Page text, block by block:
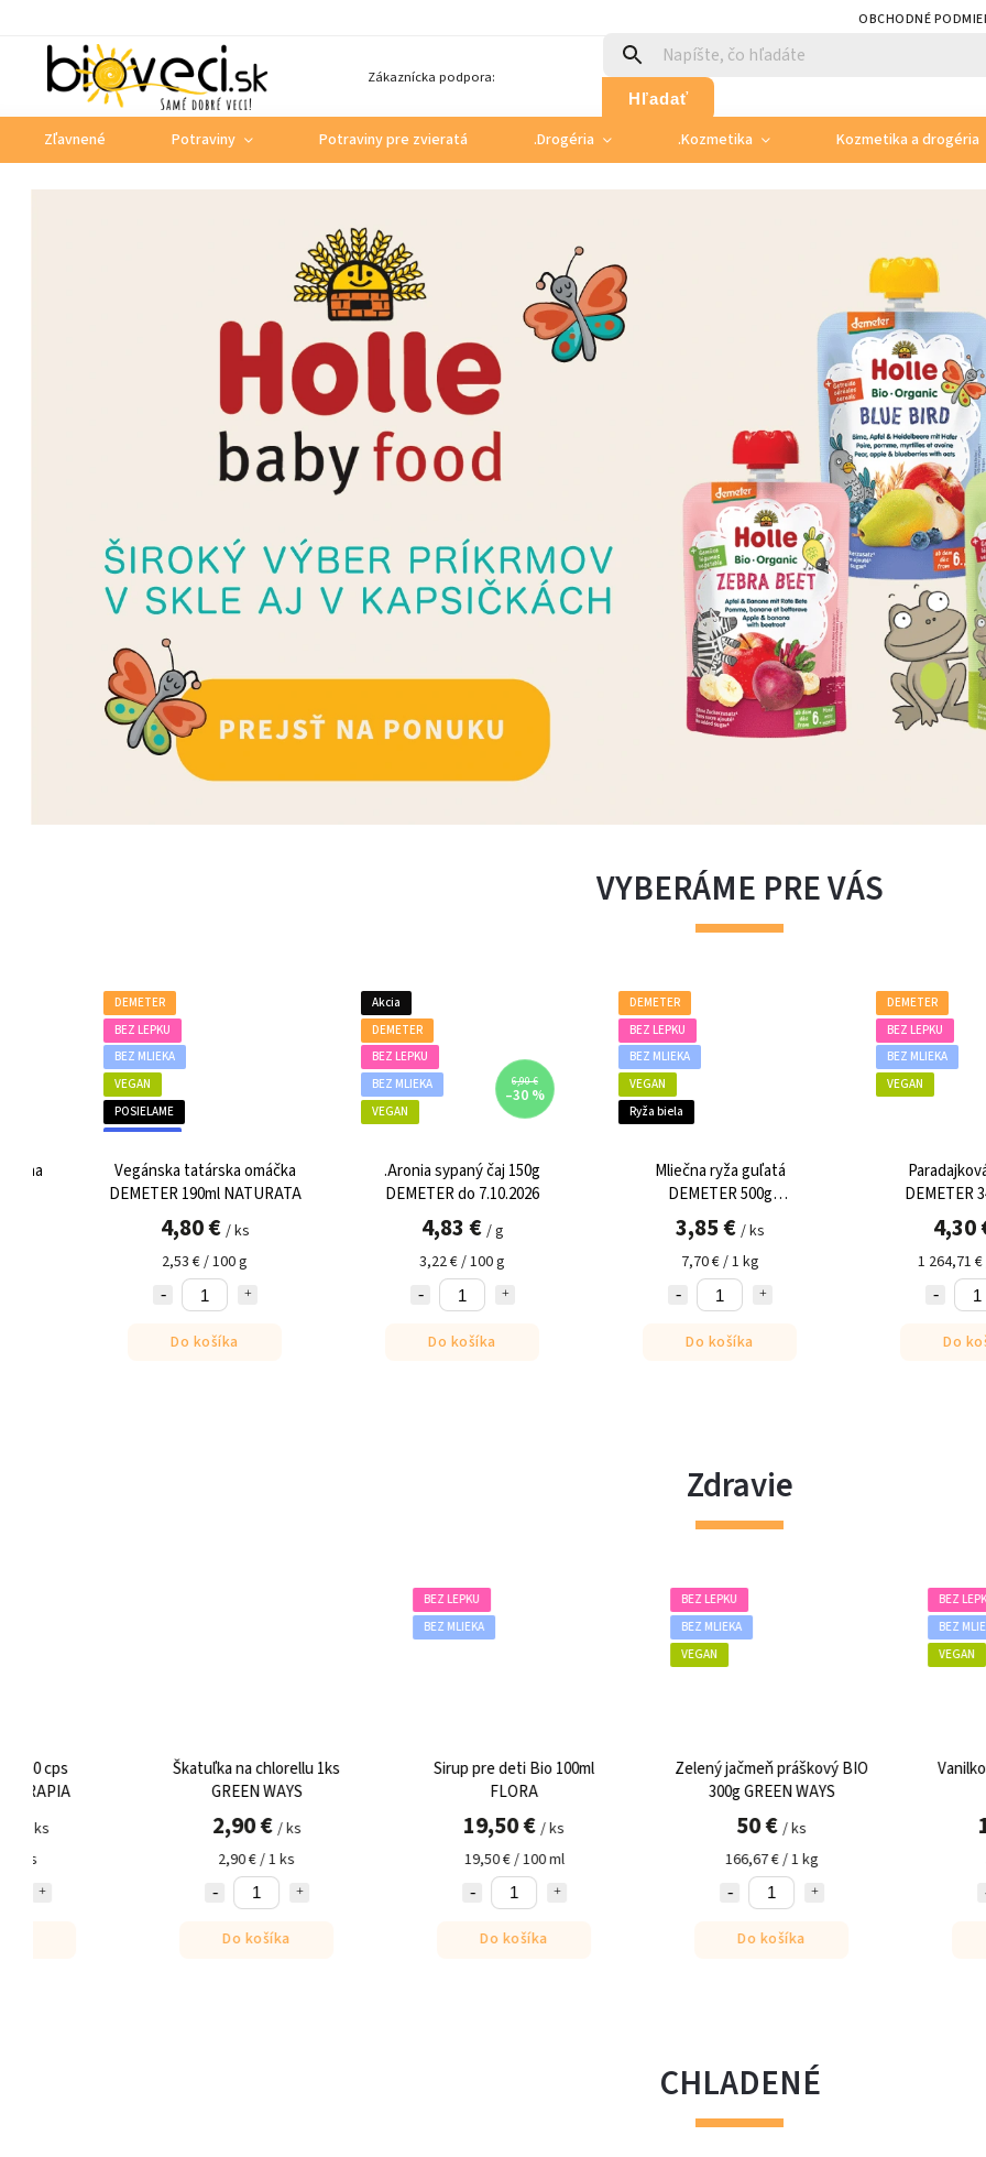
OBCHODNÉ
Zákaznícka podpora:
Hľadať
Zľavnené Potraviny Potraviny pre zvieratá .Drogéria .Kozmetika Kozmetika a drogéria
VYBERÁME PRE VÁS
DEMETER
BEZ LEPKU
BEZ MLIEKA
POSIELAME
Vegánska tatárska omáčka
DEMETER 190ml NATURATA
4,80 €/ ks
2,53 € / 100 g
Do košíka
DEMETER
BEZ LEPKU
BEZ MLIEKA
–30 %
.Aronia sypaný čaj 150g
DEMETER do 7.10.2026
4,83 €/ g
3,22 € / 100 g
Do košíka
DEMETER
BEZ LEPKU
BEZ MLIEKA
Ryža biela
Mliečna ryža guľatá
DEMETER 500g
SPIELBERGER
3,85 €/ ks
7,70 € / 1 kg
Do košíka
DEMETER
BEZ LEPKU
BEZ MLIEKA
Paradajková
DEMETER 340 ml
4,30 €/ ks
1 264,71 € / 100
Do košíka
Zdravie
Škatuľka na chlorellu 1ks
Sirup pre deti Bio 100ml
/ ks
19,50 € / 100 ml
Zelený jačmeň práškový BIO
300g GREEN WAYS
Vanilkový proteín
/ ks
CHLADENÉ